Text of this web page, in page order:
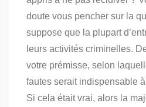
doute vous pencher sur la
suppose que la plupart
leurs activités criminelles.
votre prémisse, selon
fautes serait indispensable
Si cela était vrai, alors la